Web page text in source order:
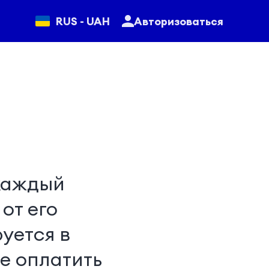
RUS - UAH Авторизоваться
его
в
оплатить